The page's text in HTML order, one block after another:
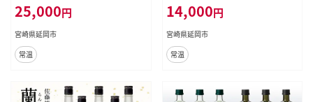
25,000円
宮崎県延岡市
常温
14,000円
宮崎県延岡市
常温